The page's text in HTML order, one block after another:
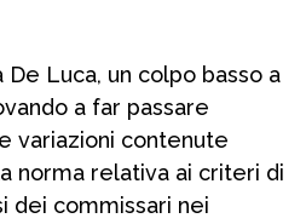
Luca, un colpo basso a
a far passare
variazioni contenute
norma relativa ai criteri di
dei commissari nei